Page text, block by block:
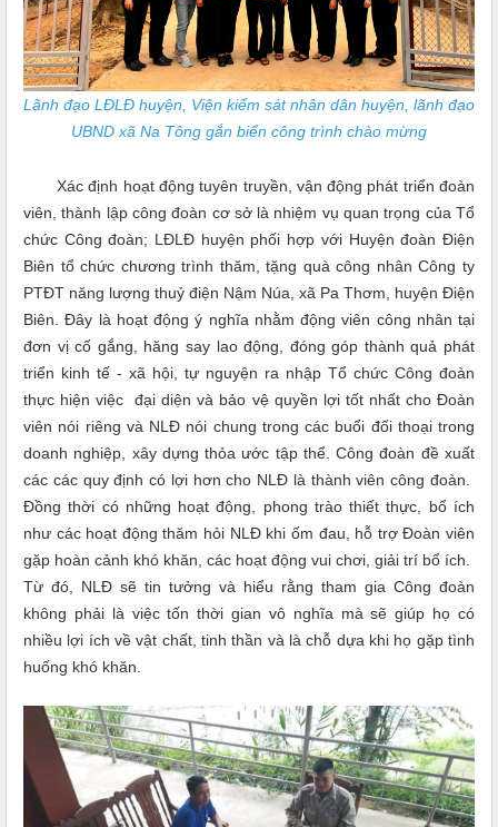
Lãnh đạo LĐLĐ huyện, Viện kiểm sát nhân dân huyện, lãnh đạo
UBND xã Na Tông gắn biển công trình chào mừng
Xác định hoạt động tuyên truyền, vận động phát triển đoàn
viên, thành lập công đoàn cơ sở là nhiệm vụ quan trọng của Tổ
chức Công đoàn; LĐLĐ huyện phối hợp với Huyện đoàn Điện
Biên tổ chức chương trình thăm, tặng quà công nhân Công ty
PTĐT năng lượng thuỷ điện Nậm Núa, xã Pa Thơm, huyện Điện
Biên. Đây là hoạt động ý nghĩa nhằm động viên công nhân tại
đơn vị cố gắng, hăng say lao động, đóng góp thành quả phát
triển kinh tế - xã hội, tự nguyện ra nhập Tổ chức Công đoàn
thực hiện việc đại diện và bảo vệ quyền lợi tốt nhất cho Đoàn
viên nói riêng và NLĐ nói chung trong các buổi đối thoại trong
doanh nghiệp, xây dựng thỏa ước tập thể. Công đoàn đề xuất
các các quy định có lợi hơn cho NLĐ là thành viên công đoàn.
Đồng thời có những hoạt động, phong trào thiết thực, bổ ích
như các hoạt động thăm hỏi NLĐ khi ốm đau, hỗ trợ Đoàn viên
gặp hoàn cảnh khó khăn, các hoạt động vui chơi, giải trí bổ ích.
Từ đó, NLĐ sẽ tin tưởng và hiểu rằng tham gia Công đoàn
không phải là việc tốn thời gian vô nghĩa mà sẽ giúp họ có
nhiều lợi ích về vật chất, tinh thần và là chỗ dựa khi họ gặp tình
huống khó khăn.